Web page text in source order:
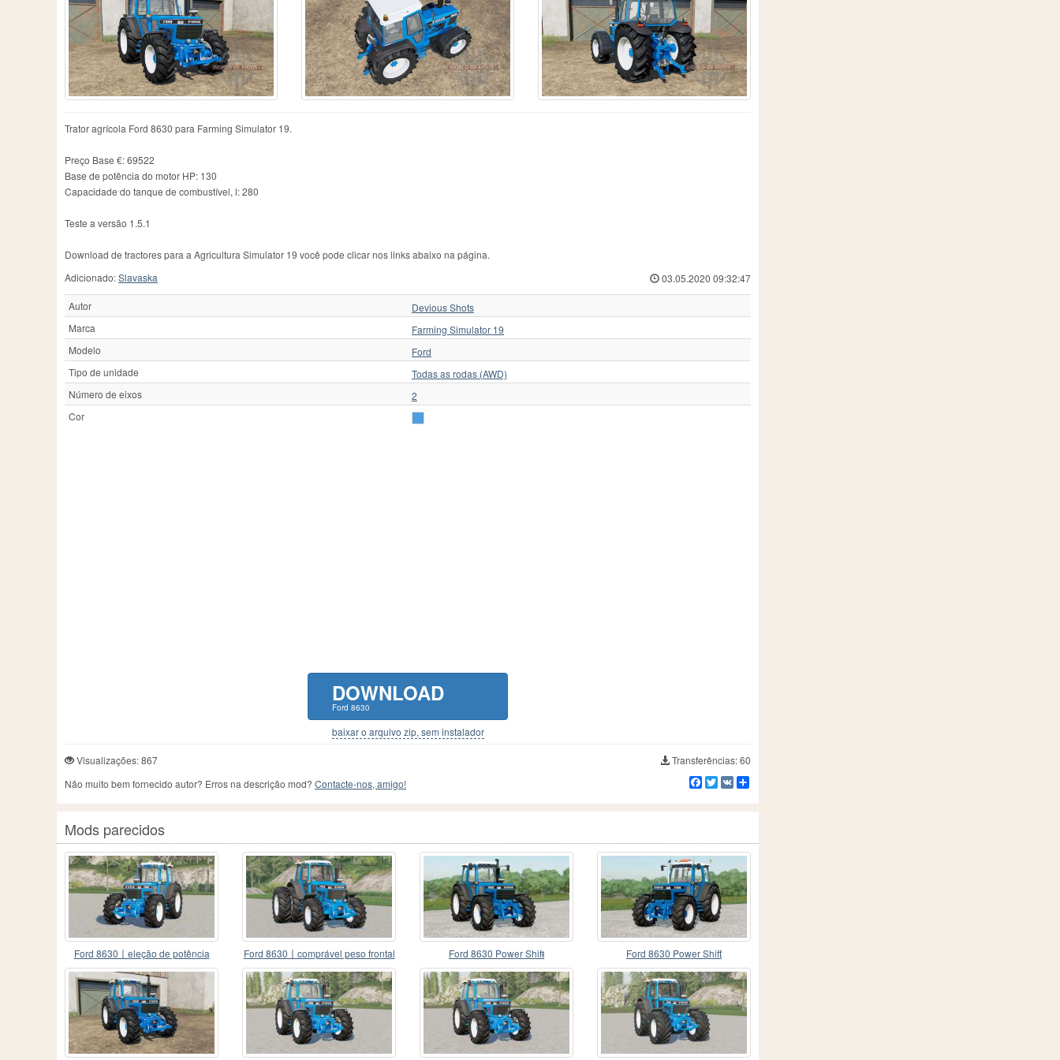
Case IH
606
Caterpillar
1
Challenger
111
Chamberlain
2
County
1
Deutz
7
Deutz-Fahr
398
Eicher
15
Fiatagri
3
Ford
53
Fortschritt
46
Guldner
13
Hanomag
5
Hatz
2
Hurlimann
21
IMT
Mercedes-Benz
70
New Hollan
1
New Holland
513
Oliver
1
Pasquali
1
PistenBully
8
Porsche-Diesel
1
Ursus C-360
1
Ursus C-362
1
Valmet
35
Valtr
1
Valtra
125
Valtra N154e
1
Versatile
32
ЛТЗ
19
МТЗ
557
Слобожанец
18
Трактор для Farming Simulator 19
24
Укравтозапчастина
1
ХЗТСШ
8
ХТЗ
202
Trator agrícola Ford 8630 para Farming Simulator 19.
Preço Base €: 69522
Base de potência do motor HP: 130
Capacidade do tanque de combustível, l: 280
Teste a versão 1.5.1
Download de tractores para a Agricultura Simulator 19 você pode clicar nos links abaixo na página.
Adicionado:Slavaska 03.05.2020 09:32:47
Autor
Devious Shots
Marca
Farming Simulator 19
Modelo
Ford
Tipo de unidade
Todas as rodas (AWD)
Número de eixos
2
Cor
DOWNLOAD
Ford 8630
baixar o arquivo zip, sem instalador
Visualizações: 867
Transferências: 60
Não muito bem fornecido autor? Erros na descrição mod? Contacte-nos, amigo! Facebook
Twitter
VK
Mods parecidos
Ford 8630〡eleção de potência Ford 8630〡comprável peso frontal Ford 8630 Power Shifᵵ Ford 8630 Power Shifƭ